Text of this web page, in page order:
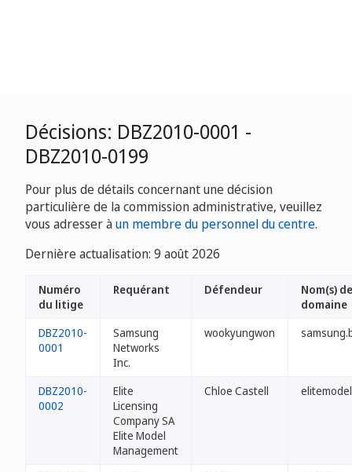
Décisions: DBZ2010-0001 -
DBZ2010-0199
Pour plus de détails concernant une décision
particulière de la commission administrative, veuillez
vous adresser àun membre du personnel du centre.
Dernière actualisation: 9 août 2026
Numéro
du litige
Requérant Défendeur
Nom(s) de
domaine
DBZ2010-
0001
Samsung
Networks
Inc.
wookyungwon
DBZ2010-
0002
Elite
Licensing
Company SA
Elite Model
Management
Chloe Castell